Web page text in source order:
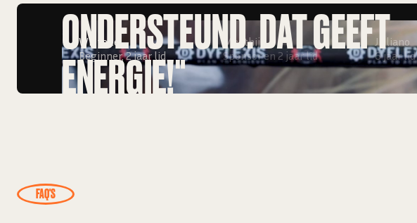
ONDERSTEUND. DAT GEEFT
ENERGIE!"
Wieteke
Beginner, 2 jaar lid
Matthijs
Sponsor en 2 jaar lid
Juliano
6 jaar lid
FAQ'S